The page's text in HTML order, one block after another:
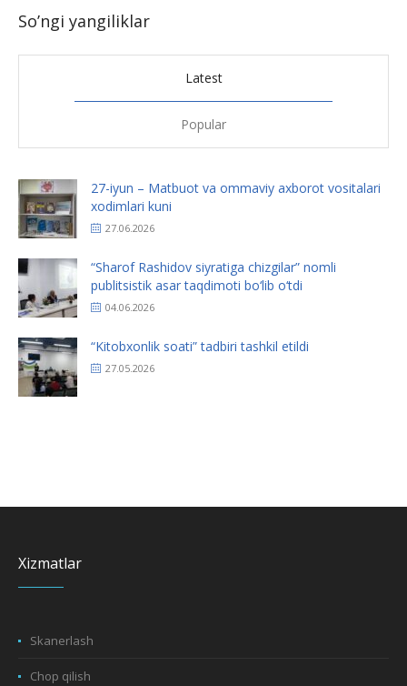
So’ngi yangiliklar
Latest
Popular
27-iyun – Matbuot va ommaviy axborot vositalari
xodimlari kuni
27.06.2026
“Sharof Rashidov siyratiga chizgilar” nomli
publitsistik asar taqdimoti bo‘lib o‘tdi
04.06.2026
“Kitobxonlik soati” tadbiri tashkil etildi
27.05.2026
Xizmatlar
Skanerlash
Chop qilish